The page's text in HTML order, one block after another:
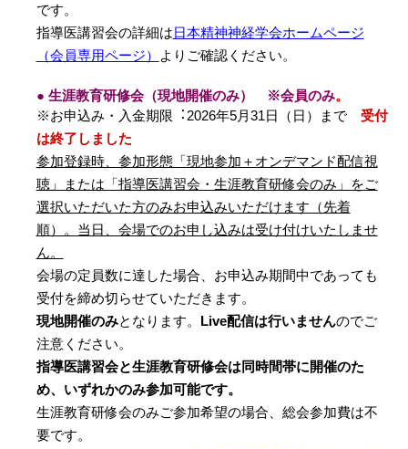
です。
指導医講習会の詳細は日本精神神経学会ホームページ
（会員専用ページ）
よりご確認ください。
● 生涯教育研修会（現地開催のみ） ※会員のみ。
※お申込み・⼊⾦期限︓2026年5⽉31⽇（日）まで 受付
は終了しました
参加登録時、参加形態「現地参加＋オンデマンド配信視
聴」または「指導医講習会・生涯教育研修会のみ」をご
選択いただいた⽅のみお申込みいただけます（先着
順）。当日、会場でのお申し込みは受け付けいたしませ
ん。
会場の定員数に達した場合、お申込み期間中であっても
受付を締め切らせていただきます。
現地開催のみとなります。 Live配信は行いませんのでご
注意ください。
指導医講習会と生涯教育研修会は同時間帯に開催のた
め、いずれかのみ参加可能です。
生涯教育研修会のみご参加希望の場合、総会参加費は不
要です。